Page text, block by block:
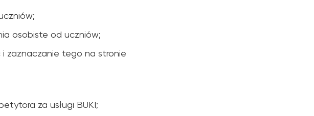
osobiste od uczniów;
zaznaczanie tego na stronie
za usługi BUKI;